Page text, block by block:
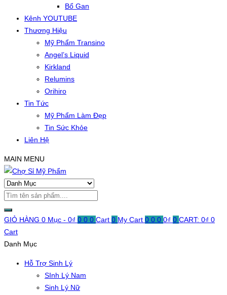
Bổ Gan
Kênh YOUTUBE
Thương Hiệu
Mỹ Phẩm Transino
Angel’s Liquid
Kirkland
Relumins
Orihiro
Tin Tức
Mỹ Phẩm Làm Đẹp
Tin Sức Khỏe
Liên Hệ
MAIN MENU
GIỎ HÀNG 0 Mục - 0₫ 0 0 0 Cart 0 My Cart 0 0 0 0₫ 0 CART: 0₫ 0
Cart
Danh Mục
Hỗ Trợ Sinh Lý
SInh Lý Nam
Sinh Lý Nữ